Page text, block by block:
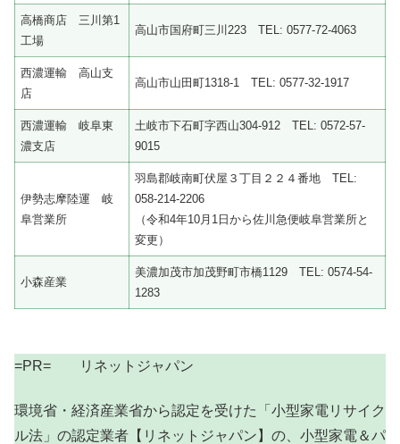
高橋商店 三川第1
工場
高山市国府町三川223 TEL: 0577-72-4063
西濃運輸 高山支
店
高山市山田町1318-1 TEL: 0577-32-1917
西濃運輸 岐阜東
濃支店
土岐市下石町字西山304-912 TEL: 0572-57-
9015
伊勢志摩陸運 岐
阜営業所
羽島郡岐南町伏屋３丁目２２４番地 TEL:
058-214-2206
（令和4年10月1日から佐川急便岐阜営業所と
変更）
小森産業
美濃加茂市加茂野町市橋1129 TEL: 0574-54-
1283
=PR= リネットジャパン
環境省・経済産業省から認定を受けた「小型家電リサイク
ル法」の認定業者【リネットジャパン】の、小型家電＆パ